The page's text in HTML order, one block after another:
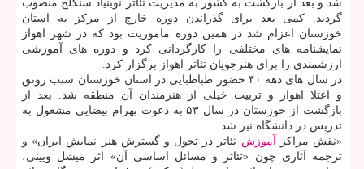
شد و بعد از بازگشت به كشور به مدیریت تئاتر نوبنیاد سنگلج منصوب
گردید. كمی بعد برای گذراندن دوره خارج از مركز به استان
خوزستان اعزام شد در همین دوره ماموریت بود كه در شهر اهواز
نمایشنامه های مختلفی را كارگردانی كرد و دوره های آموزشی
ارزشمندی را برای هنرجویان تئاتر اهواز برگزار كرد.
در سال های دهه ۴۰ حضور طباطبایی در استان خوزستان سبب رونق
و اعتلا اهواز و تربیت خیلی از هنرمندان آن منطقه شد. بعد از
بازگشت از خوزستان در سال ۵۳ به دعوت بهرام بیضایی مشغول به
تدریس در دانشگاه نیز شد.
«نقش مراكز آموزش تئاتر در تحول و گسترش هنر نمایش ایران» و
ترجمه آثاری چون «تئاتر و مسائل اساسی آن» اثر میشل ویینی،